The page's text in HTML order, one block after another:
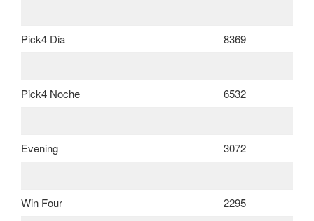
Pick4 Dia 8369
Pick4 Noche 6532
Evening 3072
Win Four 2295